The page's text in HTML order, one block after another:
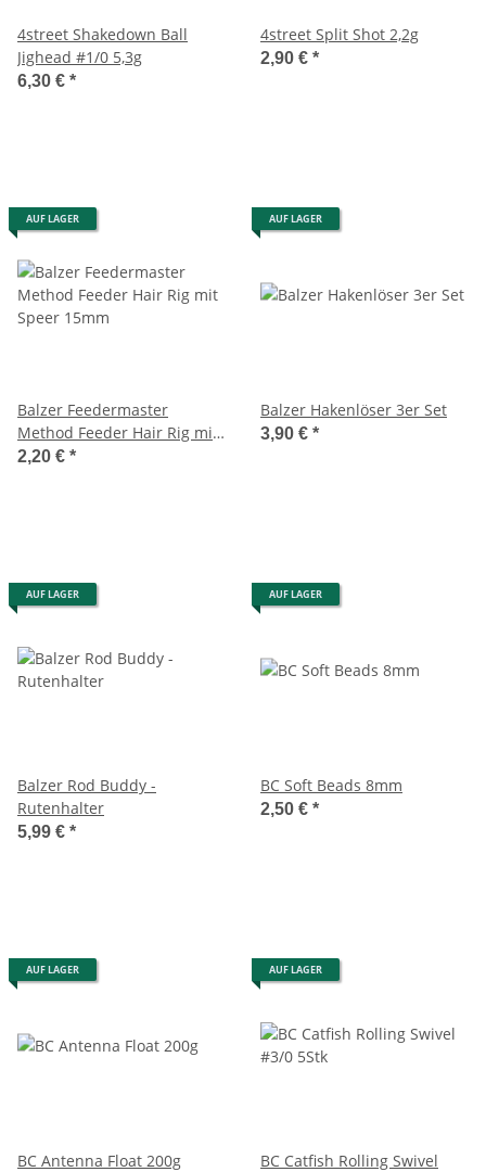
4street Shakedown Ball
Jighead #1/0 5,3g
6,30 € *
4street Split Shot 2,2g
2,90 € *
AUF LAGER
Balzer Feedermaster
Method Feeder Hair Rig mit
Speer 15mm
2,20 € *
AUF LAGER
Balzer Hakenlöser 3er Set
3,90 € *
AUF LAGER
Balzer Rod Buddy -
Rutenhalter
5,99 € *
AUF LAGER
BC Soft Beads 8mm
2,50 € *
AUF LAGER
BC Antenna Float 200g
AUF LAGER
BC Catfish Rolling Swivel